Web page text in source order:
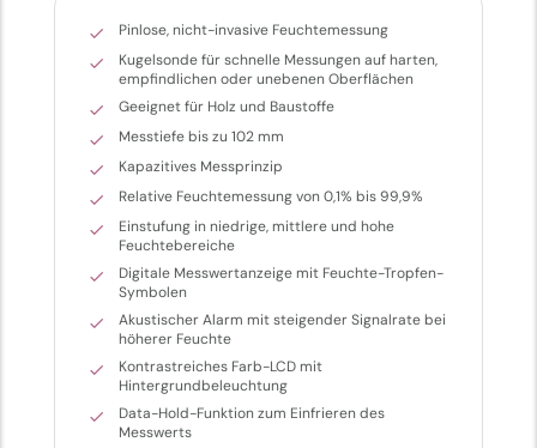
Pinlose, nicht-invasive Feuchtemessung
Kugelsonde für schnelle Messungen auf harten,
empfindlichen oder unebenen Oberflächen
Geeignet für Holz und Baustoffe
Messtiefe bis zu 102 mm
Kapazitives Messprinzip
Relative Feuchtemessung von 0,1% bis 99,9%
Einstufung in niedrige, mittlere und hohe
Feuchtebereiche
Digitale Messwertanzeige mit Feuchte-Tropfen-
Symbolen
Akustischer Alarm mit steigender Signalrate bei
höherer Feuchte
Kontrastreiches Farb-LCD mit
Hintergrundbeleuchtung
Data-Hold-Funktion zum Einfrieren des
Messwerts